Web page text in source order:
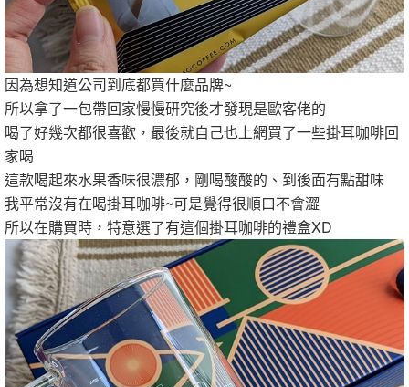
因為想知道公司到底都買什麼品牌~
所以拿了一包帶回家慢慢研究後才發現是歐客佬的
喝了好幾次都很喜歡，最後就自己也上網買了一些掛耳咖啡回
家喝
這款喝起來水果香味很濃郁，剛喝酸酸的、到後面有點甜味
我平常沒有在喝掛耳咖啡~可是覺得很順口不會澀
所以在購買時，特意選了有這個掛耳咖啡的禮盒XD